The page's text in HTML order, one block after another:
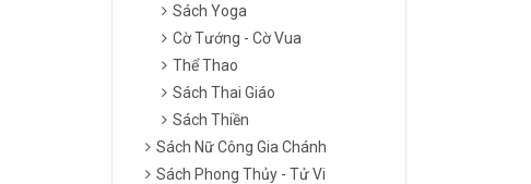
Sách Yoga
Cờ Tướng - Cờ Vua
Thể Thao
Sách Thai Giáo
Sách Thiền
Sách Nữ Công Gia Chánh
Sách Phong Thủy - Tử Vi